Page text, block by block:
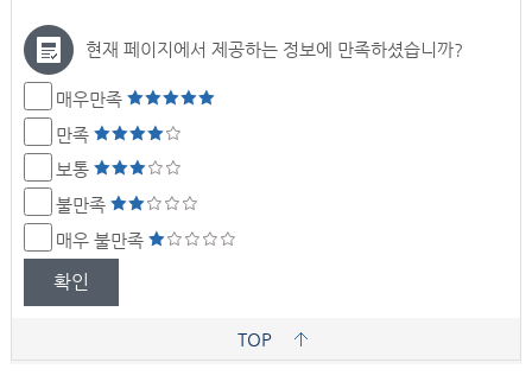
현재 페이지에서 제공하는 정보에 만족하셨습니까?
매우만족
만족
보통
불만족
매우 불만족
확인
TOP